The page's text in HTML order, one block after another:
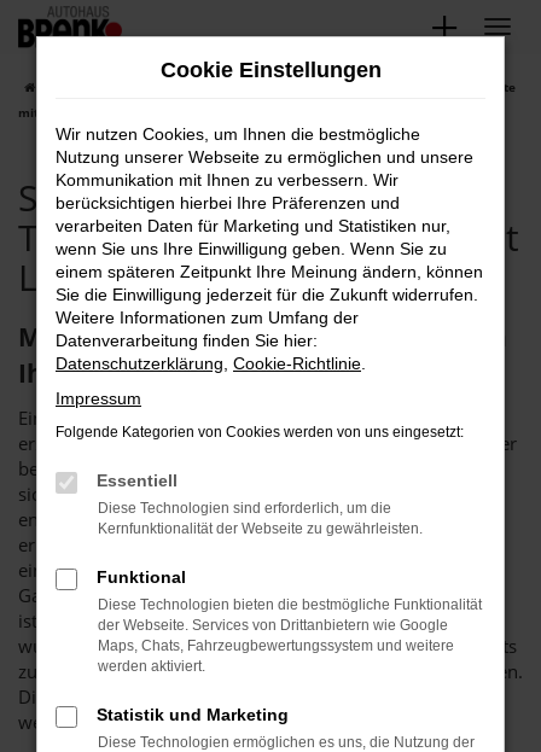
Zum
springen
Seat Rastatt, Seat Tageszulassung Angebote
mit Lieferservice nach Rastatt
Seat Rastatt, Seat
Tageszulassung Angebote mit
Lieferservice nach Rastatt
Mobil in Rastatt – mit uns steigen Sie in
Ihre Seat Tageszulassung
Eine Seat Tageszulassung ist aus mehrerlei Gründen eine
erstklassige Wahl für Rastatt. Zum einen ist da der Preis, der
bei Tageszulassungen stets hervorgehoben wird. Wenn Sie
sich bei uns für eine Seat Tageszulassung für Rastatt
entscheiden, zahlen Sie gegenüber einem Neuwagen
erheblich weniger und kommen doch in den Genuss eines
eins zu eins vergleichbaren Komforts. Warum das so ist?
Ganz einfach, weil eine Seat Tageszulassung ein Neuwagen
ist. Und zwar ohne Abstriche. Das betreffende Fahrzeug
wurde zwar für genau einen Tag in Rastatt oder anderenorts
zugelassen, jedoch noch keinen einzigen Kilometer gefahren.
Die erste Fahrt obliegt somit Ihnen und Gebrauchsspuren
werden Sie keine feststellen.
Cookie Einstellungen
Wir nutzen Cookies, um Ihnen die bestmögliche
Nutzung unserer Webseite zu ermöglichen und unsere
Kommunikation mit Ihnen zu verbessern. Wir
berücksichtigen hierbei Ihre Präferenzen und
verarbeiten Daten für Marketing und Statistiken nur,
wenn Sie uns Ihre Einwilligung geben. Wenn Sie zu
einem späteren Zeitpunkt Ihre Meinung ändern, können
Sie die Einwilligung jederzeit für die Zukunft widerrufen.
Weitere Informationen zum Umfang der
Datenverarbeitung finden Sie hier:
Datenschutzerklärung Cookie-Richtlinie
Impressum
Folgende Kategorien von Cookies werden von uns eingesetzt:
Essentiell
Diese Technologien sind erforderlich, um die
Kernfunktionalität der Webseite zu gewährleisten.
Funktional
Diese Technologien bieten die bestmögliche Funktionalität
der Webseite. Services von Drittanbietern wie Google
Maps, Chats, Fahrzeugbewertungssystem und weitere
werden aktiviert.
Statistik und Marketing
Diese Technologien ermöglichen es uns, die Nutzung der